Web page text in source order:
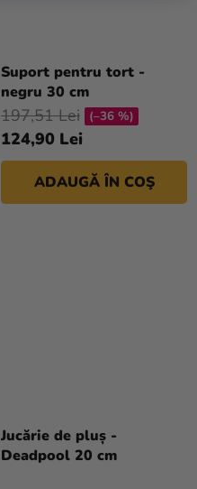
Suport pentru tort -
negru 30 cm
124,90 Lei
197,51 Lei (–36 %)
ADAUGĂ ÎN COŞ
Jucărie de pluș -
Deadpool 20 cm